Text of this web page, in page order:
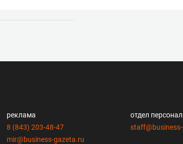
реклама
8 (843) 203-48-47
mir@business-gazeta.ru
отдел